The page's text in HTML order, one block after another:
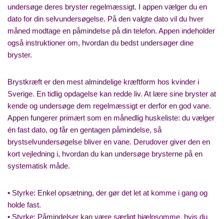
undersøge deres bryster regelmæssigt. I appen vælger du en
dato for din selvundersøgelse. På den valgte dato vil du hver
måned modtage en påmindelse på din telefon. Appen indeholder
også instruktioner om, hvordan du bedst undersøger dine
bryster.
Brystkræft er den mest almindelige kræftform hos kvinder i
Sverige. En tidlig opdagelse kan redde liv. At lære sine bryster at
kende og undersøge dem regelmæssigt er derfor en god vane.
Appen fungerer primært som en månedlig huskeliste: du vælger
én fast dato, og får en gentagen påmindelse, så
brystselvundersøgelse bliver en vane. Derudover giver den en
kort vejledning i, hvordan du kan undersøge brysterne på en
systematisk måde.
• Styrke: Enkel opsætning, der gør det let at komme i gang og
holde fast.
• Styrke: Påmindelser kan være særligt hjælpsomme, hvis du